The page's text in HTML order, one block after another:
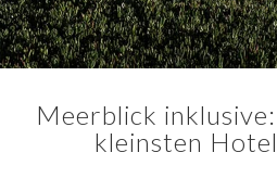
Meerblick
kleinsten